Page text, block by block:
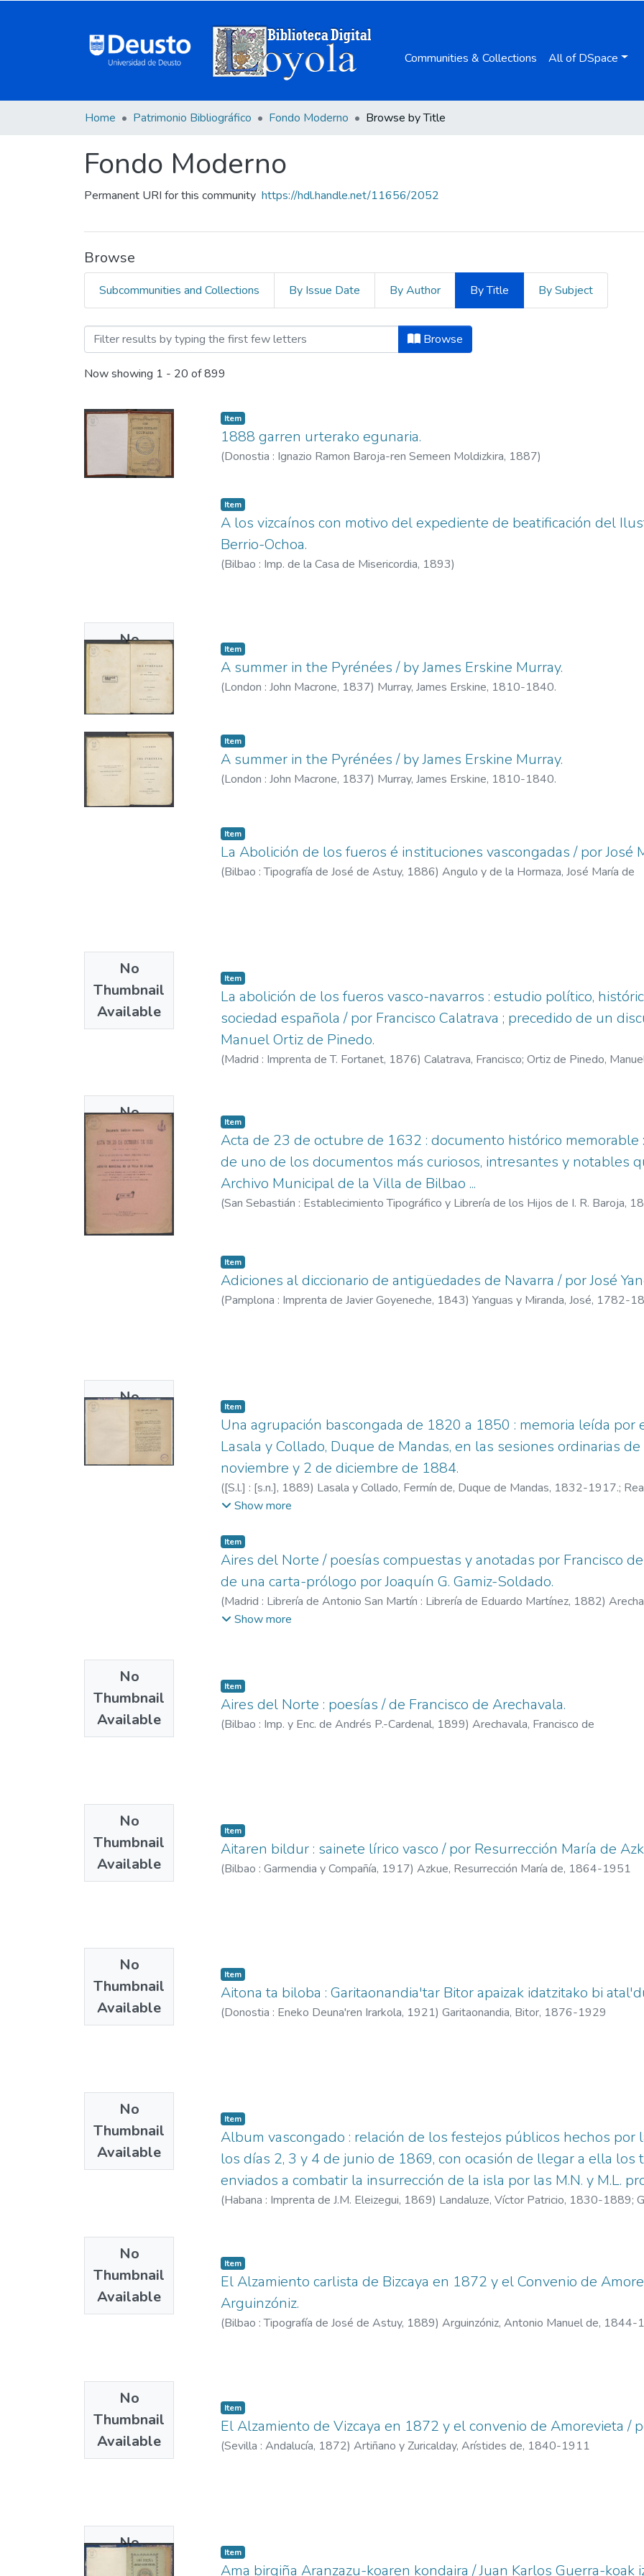
Communities & Collections All of DSpace
Home Patrimonio Bibliográfico Fondo Moderno Browse by Title
Fondo Moderno
Permanent URI for this community https://hdl.handle.net/11656/2052
Browse
Subcommunities and Collections By Issue Date By Author By Title By Subject
Browsing Fondo Moderno by Title Browse
Now showing 1 - 20 of 899
Item
1888 garren urterako egunaria.
(Donostia : Ignazio Ramon Baroja-ren Semeen Moldizkira, 1887)
No
Thumbnail
Available
Item
A los vizcaínos con motivo del expediente de beatificación del
Berrio-Ochoa.
(Bilbao : Imp. de la Casa de Misericordia, 1893)
Item
A summer in the Pyrénées / by James Erskine Murray.
(London : John Macrone, 1837) Murray, James Erskine, 1810-1840.
Item
A summer in the Pyrénées / by James Erskine Murray.
(London : John Macrone, 1837) Murray, James Erskine, 1810-1840.
No
Thumbnail
Available
Item
La Abolición de los fueros é instituciones vascongadas / por José
(Bilbao : Tipografía de José de Astuy, 1886) Angulo y de la Hormaza, José María de
No
Thumbnail
Available
Item
La abolición de los fueros vasco-navarros : estudio político,
sociedad española / por Francisco Calatrava ; precedido de un
Manuel Ortiz de Pinedo.
(Madrid : Imprenta de T. Fortanet, 1876) Calatrava, Francisco; Ortiz de Pinedo,
Item
Acta de 23 de octubre de 1632 : documento histórico memorable
de uno de los documentos más curiosos, intresantes y notables
Archivo Municipal de la Villa de Bilbao ...
(San Sebastián : Establecimiento Tipográfico y Librería de los Hijos de I. R. Baroja,
No
Thumbnail
Available
Item
Adiciones al diccionario de antigüedades de Navarra / por José
(Pamplona : Imprenta de Javier Goyeneche, 1843) Yanguas y Miranda, José, 1782-
Item
Una agrupación bascongada de 1820 a 1850 : memoria leída por
Lasala y Collado, Duque de Mandas, en las sesiones ordinarias
noviembre y 2 de diciembre de 1884.
([S.l.] : [s.n.], 1889) Lasala y Collado, Fermín de, Duque de Mandas, 1832-1917.;
Políticas.
Show more
No
Thumbnail
Available
Item
Aires del Norte / poesías compuestas y anotadas por Francisco
de una carta-prólogo por Joaquín G. Gamiz-Soldado.
(Madrid : Librería de Antonio San Martín : Librería de Eduardo Martínez, 1882)
Soldado, Joaquín G.
Show more
No
Thumbnail
Available
Item
Aires del Norte : poesías / de Francisco de Arechavala.
(Bilbao : Imp. y Enc. de Andrés P.-Cardenal, 1899) Arechavala, Francisco de
No
Thumbnail
Available
Item
Aitaren bildur : sainete lírico vasco / por Resurrección María de
(Bilbao : Garmendia y Compañía, 1917) Azkue, Resurrección María de, 1864-1951
No
Thumbnail
Available
Item
Aitona ta biloba : Garitaonandia'tar Bitor apaizak idatzitako bi
(Donostia : Eneko Deuna'ren Irarkola, 1921) Garitaonandia, Bitor, 1876-1929
No
Thumbnail
Available
Item
Album vascongado : relación de los festejos públicos hechos por
los días 2, 3 y 4 de junio de 1869, con ocasión de llegar a ella los
enviados a combatir la insurrección de la isla por las M.N. y M.L.
(Habana : Imprenta de J.M. Eleizegui, 1869) Landaluze, Víctor Patricio, 1830-1889;
No
Thumbnail
Available
Item
El Alzamiento carlista de Bizcaya en 1872 y el Convenio de
Arguinzóniz.
(Bilbao : Tipografía de José de Astuy, 1889) Arguinzóniz, Antonio Manuel de, 1844-
No
Thumbnail
Item
El Alzamiento de Vizcaya en 1872 y el convenio de Amorevieta /
(Sevilla : Andalucía, 1872) Artiñano y Zuricalday, Arístides de, 1840-1911
Item
Ama birgiña Aranzazu-koaren kondaira / Juan Karlos Guerra-koak